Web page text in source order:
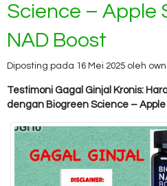
Science – Apple
NAD Boost
Diposting pada 16 Mei 2025 oleh
Testimoni Gagal Ginjal Kronis:
dengan Biogreen Science – Apple